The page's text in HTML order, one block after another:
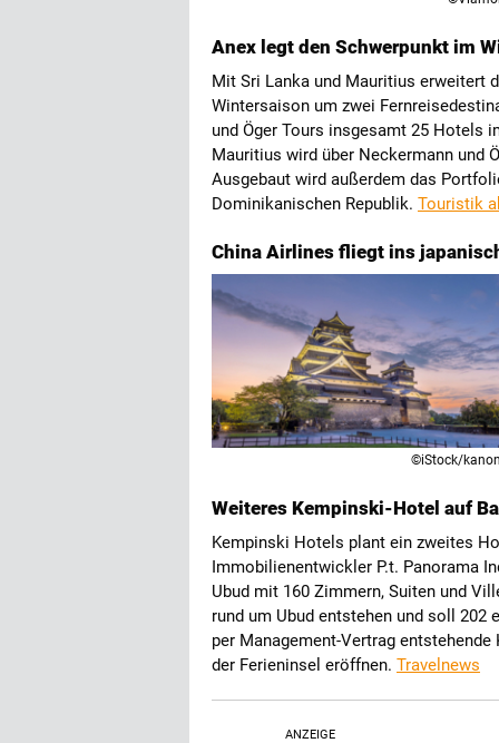
Anex legt den Schwerpunkt im
Mit Sri Lanka und Mauritius erweitert
Wintersaison um zwei
und Öger Tours insgesamt 25 Hotels
Mauritius wird über Neckermann und
Ausgebaut wird außerdem das
Dominikanischen Republik. Touristik
China Airlines fliegt ins
©iStock/
Weiteres Kempinski-Hotel auf
Kempinski Hotels plant ein zweites
Immobilienentwickler P.t. Panorama
Ubud mit 160 Zimmern, Suiten und
rund um Ubud entstehen und soll
per Management-Vertrag
der Ferieninsel eröffnen. Travelnews
ANZEIGE